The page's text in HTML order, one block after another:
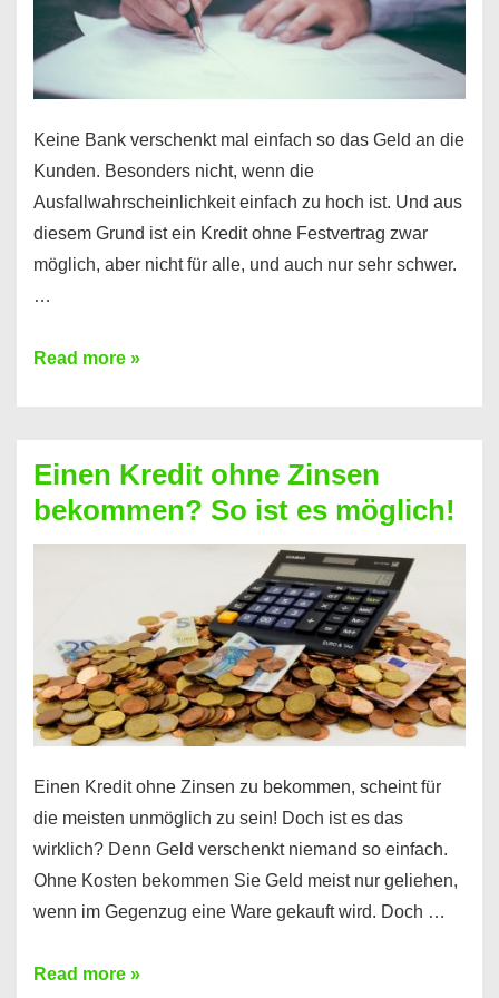
möglich!
Keine Bank verschenkt mal einfach so das Geld an die
Kunden. Besonders nicht, wenn die
Ausfallwahrscheinlichkeit einfach zu hoch ist. Und aus
diesem Grund ist ein Kredit ohne Festvertrag zwar
möglich, aber nicht für alle, und auch nur sehr schwer.
…
Ist
Festvertrag
für
jeden
erfahren
Sie
es
Read more »
Einen Kredit ohne Zinsen
bekommen? So ist es möglich!
Einen Kredit ohne Zinsen zu bekommen, scheint für
die meisten unmöglich zu sein! Doch ist es das
wirklich? Denn Geld verschenkt niemand so einfach.
Ohne Kosten bekommen Sie Geld meist nur geliehen,
wenn im Gegenzug eine Ware gekauft wird. Doch …
Einen
Read more »